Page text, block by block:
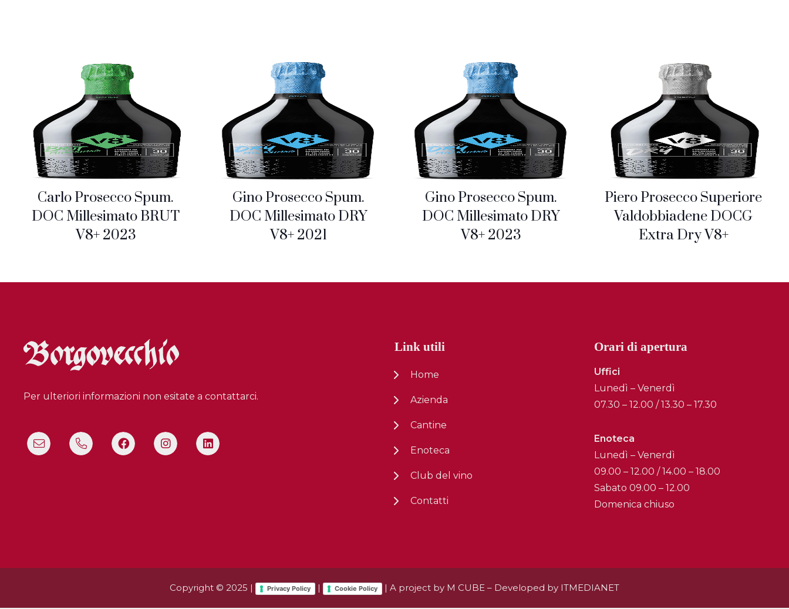
Carlo Prosecco Spum.
DOC Millesimato BRUT
V8+ 2023
Gino Prosecco Spum.
DOC Millesimato DRY
V8+ 2021
Gino Prosecco Spum.
DOC Millesimato DRY
V8+ 2023
Piero Prosecco Superiore
Valdobbiadene DOCG
Extra Dry V8+
Per ulteriori informazioni non esitate a contattarci.
Link utili
Home
Azienda
Cantine
Enoteca
Club del vino
Contatti
Orari di apertura
Uffici
Lunedì – Venerdì
07.30 – 12.00 / 13.30 – 17.30
Enoteca
Lunedì – Venerdì
09.00 – 12.00 / 14.00 – 18.00
Sabato 09.00 – 12.00
Domenica chiuso
Copyright © 2025 | Privacy Policy | Cookie Policy | A project by M CUBE – Developed by ITMEDIANET